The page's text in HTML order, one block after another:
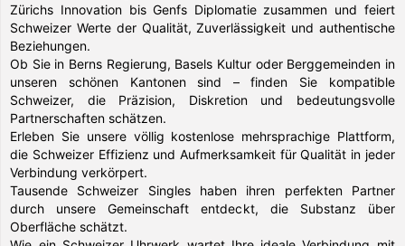
Zürichs Innovation bis Genfs Diplomatie zusammen und feiert
Schweizer Werte der Qualität, Zuverlässigkeit und authentische
Beziehungen.
Ob Sie in Berns Regierung, Basels Kultur oder Berggemeinden in
unseren schönen Kantonen sind – finden Sie kompatible
Schweizer, die Präzision, Diskretion und bedeutungsvolle
Partnerschaften schätzen.
Erleben Sie unsere völlig kostenlose mehrsprachige Plattform,
die Schweizer Effizienz und Aufmerksamkeit für Qualität in jeder
Verbindung verkörpert.
Tausende Schweizer Singles haben ihren perfekten Partner
durch unsere Gemeinschaft entdeckt, die Substanz über
Oberfläche schätzt.